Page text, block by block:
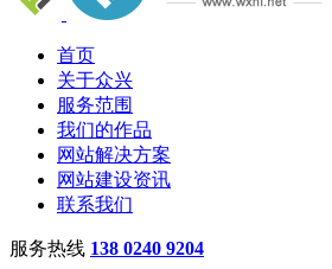
首页
关于众兴
服务范围
我们的作品
网站解决方案
网站建设资讯
联系我们
服务热线 138 0240 9204